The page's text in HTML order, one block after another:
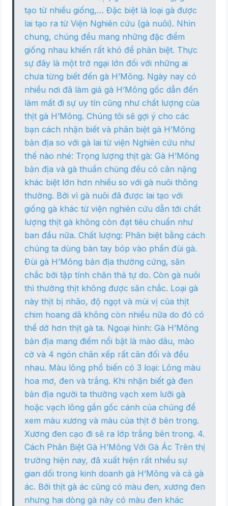
tạo từ nhiều giống,… Đặc biệt là loại gà được
lai tạo ra từ Viện Nghiên cứu (gà nuôi). Nhìn
chung, chúng đều mang những đặc điểm
giống nhau khiến rất khó để phân biệt. Thực
sự đây là một trở ngại lớn đối với những ai
chưa từng biết đến gà H’Mông. Ngày nay có
nhiều nơi đã làm giả gà H’Mông gốc dẫn đến
làm mất đi sự uy tín cũng như chất lượng của
thịt gà H’Mông. Chúng tôi sẽ gợi ý cho các
bạn cách nhận biết và phân biệt gà H’Mông
bản địa so với gà lai từ viện Nghiên cứu như
thế nào nhé: Trọng lượng thịt gà: Gà H’Mông
bản địa và gà thuần chủng đều có cân nặng
khác biệt lớn hơn nhiều so với gà nuôi thông
thường. Bởi vì gà nuôi đã được lai tạo với
giống gà khác từ viện nghiên cứu dẫn tới chất
lượng thịt gà không còn đạt tiêu chuẩn như
ban đầu nữa. Chất lượng: Phân biệt bằng cách
chúng ta dùng bàn tay bóp vào phần đùi gà.
Đùi gà H’Mông bản địa thường cứng, săn
chắc bởi tập tính chăn thả tự do. Còn gà nuôi
thì thường thịt không được săn chắc. Loại gà
này thịt bị nhão, độ ngọt và mùi vị của thịt
chim hoang dã không còn nhiều nữa do đó có
thể dở hơn thịt gà ta. Ngoại hình: Gà H’Mông
bản địa mang điểm nổi bật là mào dâu, mào
cờ và 4 ngón chân xếp rất cân đối và đều
nhau. Màu lông phổ biến có 3 loại: Lông màu
hoa mơ, đen và trắng. Khi nhận biết gà đen
bản địa người ta thường vạch xem lưỡi gà
hoặc vạch lông gần gốc cánh của chúng để
xem màu xương và màu của thịt ở bên trong.
Xương đen cạo đi sẽ ra lớp trắng bên trong. 4.
Cách Phân Biệt Gà H’Mông Với Gà Ác Trên thị
trường hiện nay, đã xuất hiện rất nhiều sự
gian dối trong kinh doanh gà H’Mông và cả gà
ác. Bởi thịt gà ác cũng có màu đen, xương đen
nhưng hai dòng gà này có màu đen khác